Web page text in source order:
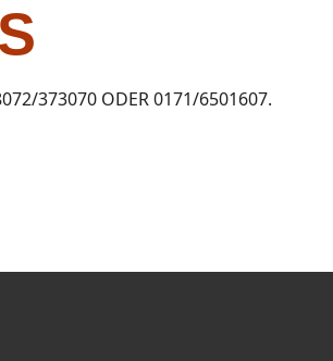
373070 ODER 0171/6501607.